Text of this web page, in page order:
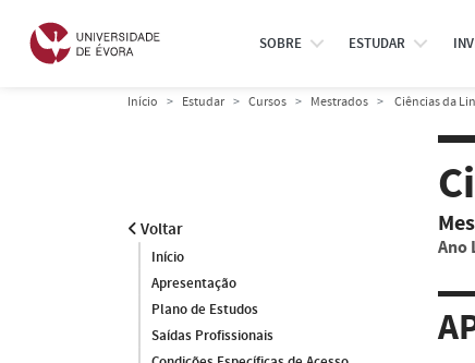
SOBRE ESTUDAR
Início Estudar Cursos Mestrados Ciências da
Voltar
Início
Apresentação
Plano de Estudos
Saídas Profissionais
Ano